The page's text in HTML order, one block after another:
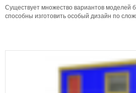
Существует множество вариантов моделей
способны изготовить особый дизайн по